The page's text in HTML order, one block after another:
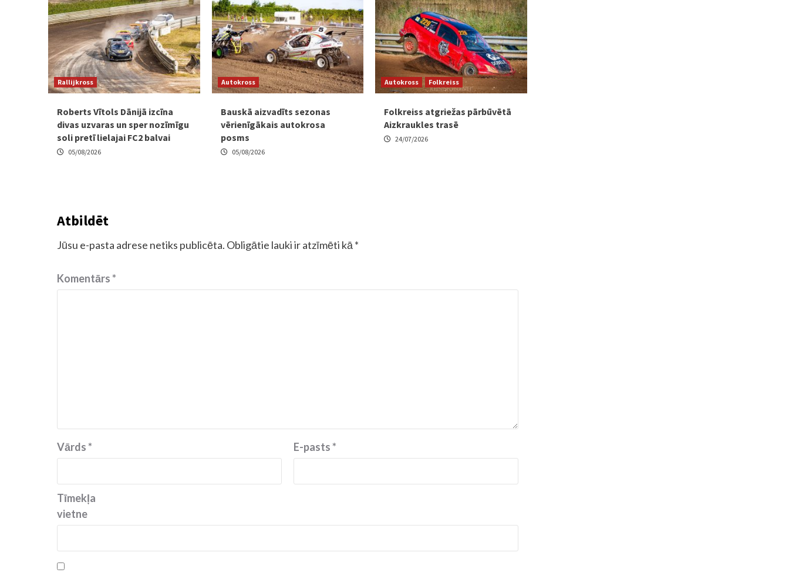
Rallijkross
Roberts Vītols Dānijā izcīna
divas uzvaras un sper nozīmīgu
soli pretī lielajai FC2 balvai
05/08/2026
Autokross
Bauskā aizvadīts sezonas
vērienīgākais autokrosa
posms
05/08/2026
Autokross Folkreiss
Folkreiss atgriežas pārbūvētā
Aizkraukles trasē
24/07/2026
Atbildēt
Jūsu e-pasta adrese netiks publicēta. Obligātie lauki ir atzīmēti kā *
Komentārs*
Vārds* E-pasts*
Tīmekļa
vietne